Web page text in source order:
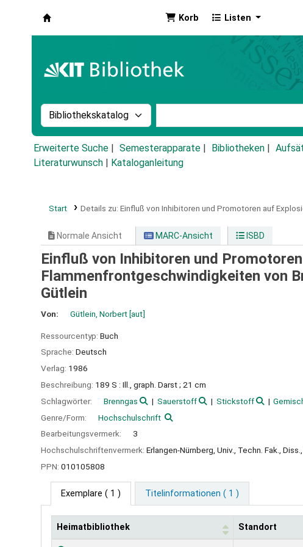
Korb Listen
Suche im Katalog nach:
Erweiterte Suche Semesterapparate Bibliotheken
Literaturwunsch
Kataloganleitung
Start Details zu: Einfluß von Inhibitoren und Promotoren auf
Normale Ansicht MARC-Ansicht ISBD
Einfluß von Inhibitoren und
Flammenfrontgeschwindigkeiten von
Gütlein
Von: Gütlein, Norbert[aut]
Ressourcentyp: Buch
Sprache: Deutsch
Verlag: 1986
Beschreibung: 189 S : Ill., graph. Darst ; 21 cm
Schlagwörter:
Brenngas Sauerstoff Stickstoff
Genre/Form:
Hochschulschrift
Bearbeitungsvermerk:
3
Hochschulschriftenvermerk: Erlangen-Nürnberg, Univ., Techn. Fak.,
PPN: 010105808
Exemplare ( 1 ) Titelinformationen ( 1 )
Heimatbibliothek Standort